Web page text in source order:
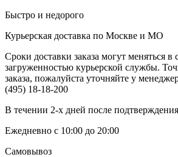
Быстро и недорого
Курьерская доставка по Москве и МО
Сроки доставки заказа могут меняться в
загруженностью курьерской службы.
заказа, пожалуйста уточняйте у
(495) 18-18-200
В течении 2-х дней после
Ежедневно с 10:00 до 20:00
Самовывоз